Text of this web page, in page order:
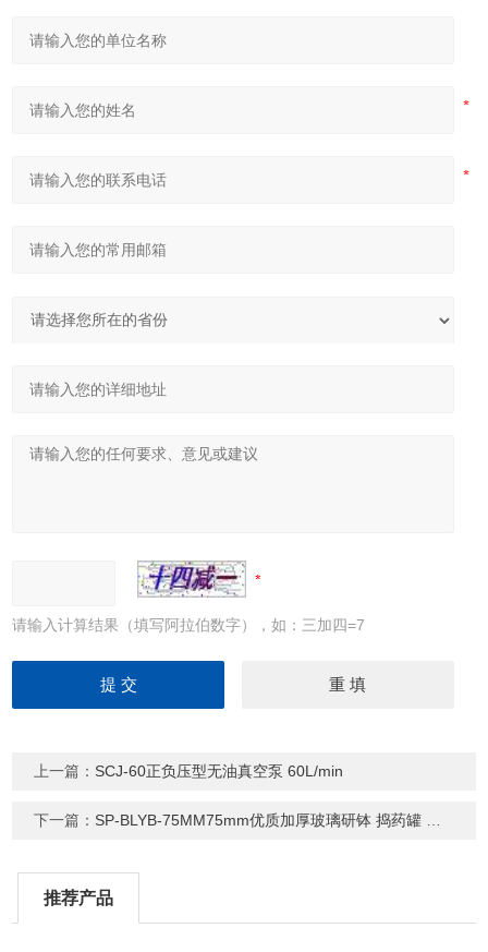
请输入计算结果（填写阿拉伯数字），如：三加四=7
上一篇： SCJ-60正负压型无油真空泵 60L/min
下一篇： SP-BLYB-75MM75mm优质加厚玻璃研钵 捣药罐 研药碗
推荐产品